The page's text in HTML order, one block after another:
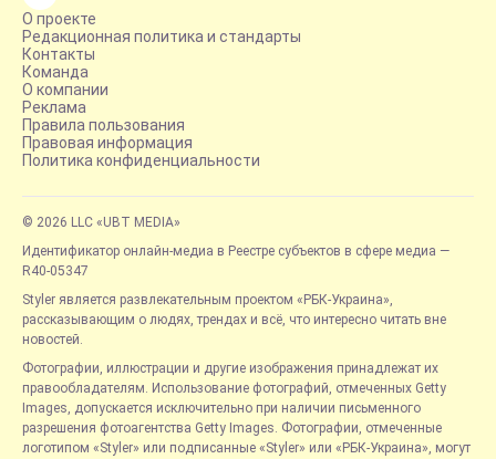
О проекте
Редакционная политика и стандарты
Контакты
Команда
О компании
Реклама
Правила пользования
Правовая информация
Политика конфиденциальности
© 2026 LLC «UBT MEDIA»
Идентификатор онлайн-медиа в Реестре субъектов в сфере медиа —
R40-05347
Styler является развлекательным проектом «РБК-Украина»,
рассказывающим о людях, трендах и всё, что интересно читать вне
новостей.
Фотографии, иллюстрации и другие изображения принадлежат их
правообладателям. Использование фотографий, отмеченных Getty
Images, допускается исключительно при наличии письменного
разрешения фотоагентства Getty Images. Фотографии, отмеченные
логотипом «Styler» или подписанные «Styler» или «РБК-Украина», могут